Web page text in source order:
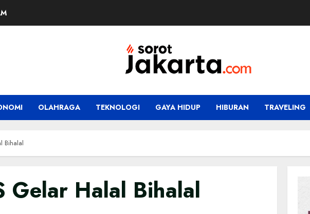
OLAHRAGA TEKNOLOGI GAYA HIDUP HIBURAN TRAVELING
Bihalal
Gelar Halal Bihalal